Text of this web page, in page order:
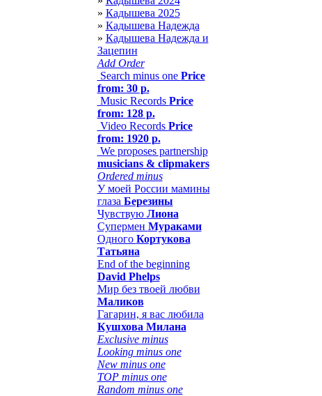
» Кадышева 2025
» Кадышева Надежда
» Кадышева Надежда и
Зацепин
Add Order
Search minus one Price
from: 30 р.
Music Records Price
from: 128 р.
Video Records Price
from: 1920 р.
We proposes partnership
musicians & clipmakers
Ordered minus
У моей России мамины
глаза Березины
Чувствую Лиона
Супермен Мураками
Одного Кортукова
Татьяна
End of the beginning
David Phelps
Мир без твоей любви
Маликов
Гагарин, я вас любила
Кушхова Милана
Exclusive minus
Looking minus one
New minus one
TOP minus one
Random minus one